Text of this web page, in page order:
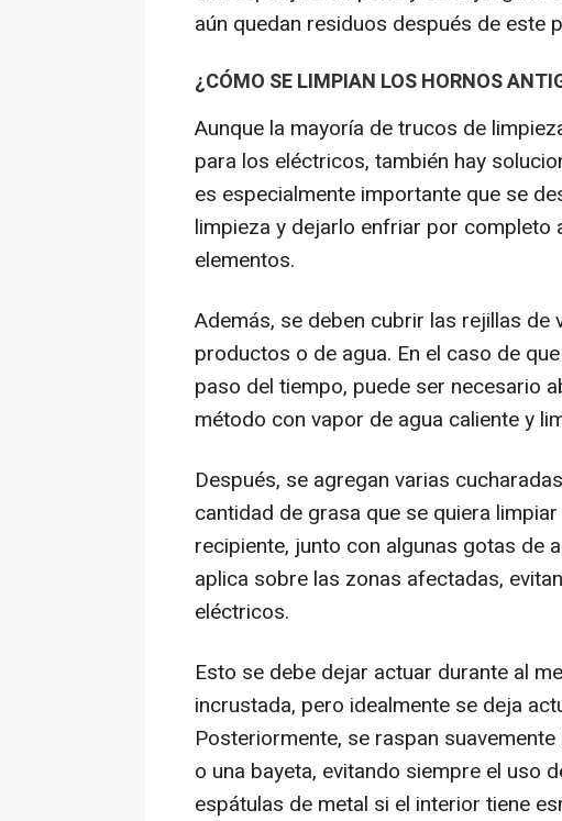
aún quedan residuos después de este
¿CÓMO SE LIMPIAN LOS HORNOS
Aunque la mayoría de trucos de
para los eléctricos, también hay
es especialmente importante que se
limpieza y dejarlo enfriar por
elementos.
Además, se deben cubrir las rejillas
productos o de agua. En el caso de
paso del tiempo, puede ser necesario
método con vapor de agua caliente y
Después, se agregan varias
cantidad de grasa que se quiera
recipiente, junto con algunas gotas de
aplica sobre las zonas afectadas,
eléctricos.
Esto se debe dejar actuar durante al
incrustada, pero idealmente se deja
Posteriormente, se raspan
o una bayeta, evitando siempre el uso
espátulas de metal si el interior tiene